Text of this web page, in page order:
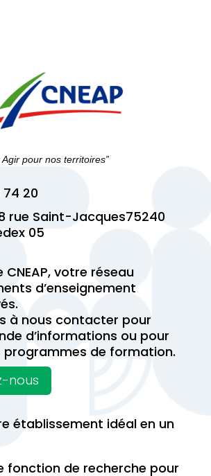
pour nos territoires”
rue Saint-Jacques75240
05
74 20
CNEAP, votre réseau
d’enseignement
à nous contacter pour
d’informations ou pour
programmes de formation.
nous
établissement idéal en un
fonction de recherche pour